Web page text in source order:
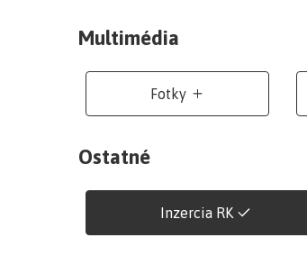
Multimédia
Fotky
Ostatné
Inzercia RK